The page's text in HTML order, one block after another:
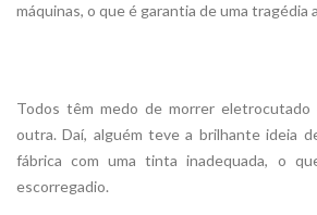
máquinas, o que é garantia de uma tragédia
Todos têm medo de morrer eletrocutado
outra. Daí, alguém teve a brilhante ideia
fábrica com uma tinta inadequada, o
escorregadio.